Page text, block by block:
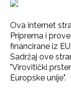
Ova internet
Priprema i
financirane iz
Sadržaj ove
"Virovitički
Europske unije".